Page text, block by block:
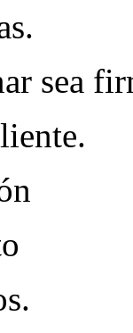
sea